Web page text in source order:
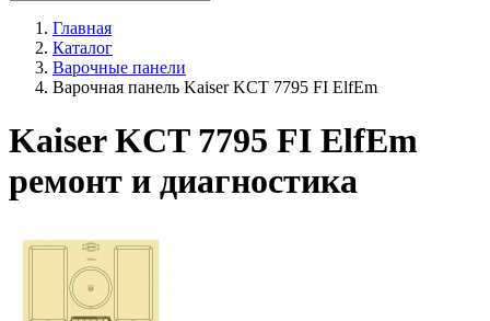
Главная
Каталог
Варочные панели
Варочная панель Kaiser KCT 7795 FI ElfEm
Kaiser KCT 7795 FI ElfEm
ремонт и диагностика